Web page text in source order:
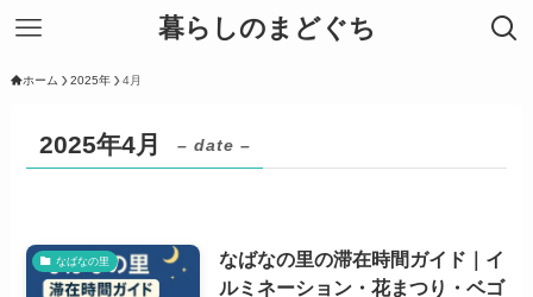
暮らしのまどぐち
ホーム 2025年 4月
2025年4月 – date –
なばなの里
なばなの里の滞在時間ガイド｜イ
ルミネーション・花まつり・ベゴ